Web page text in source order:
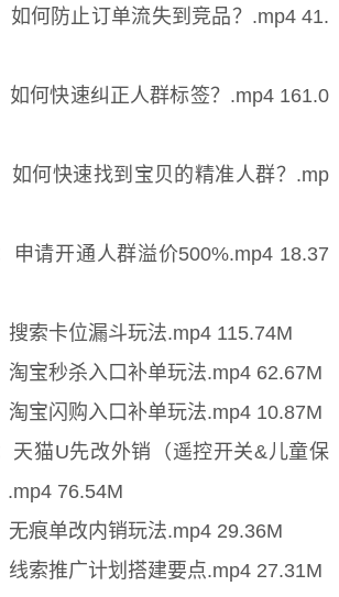
何防止订单流失到竞品？.mp4 41.
何快速纠正人群标签？.mp4 161.0
何快速找到宝贝的精准人群？.mp
请开通人群溢价500%.mp4 18.37
索卡位漏斗玩法.mp4 115.74M
宝秒杀入口补单玩法.mp4 62.67M
宝闪购入口补单玩法.mp4 10.87M
天猫U先改外销（遥控开关&儿童保
.mp4 76.54M
痕单改内销玩法.mp4 29.36M
索推广计划搭建要点.mp4 27.31M